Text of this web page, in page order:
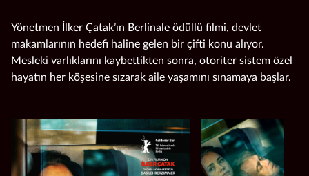
Yönetmen İlker Çatak’ın Berlinale ödüllü filmi, devlet
makamlarının hedefi haline gelen bir çifti konu alıyor.
Mesleki varlıklarını kaybettikten sonra, otoriter sistem özel
hayatın her köşesine sızarak aile yaşamını sınamaya başlar.